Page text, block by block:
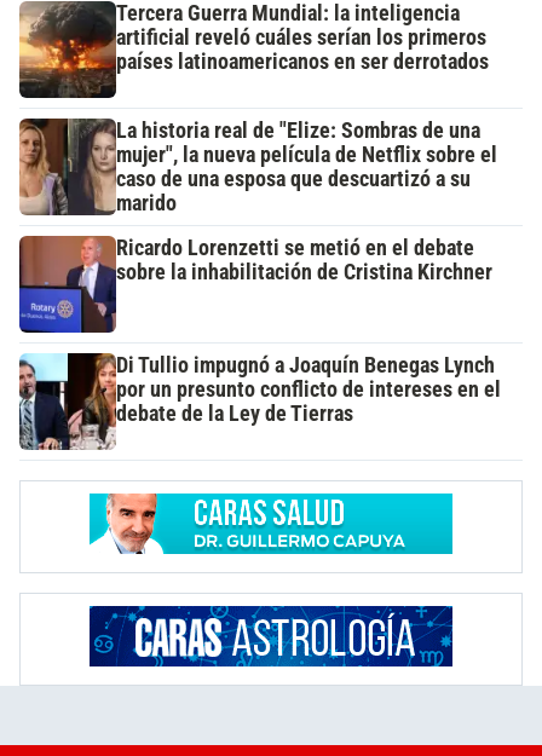
Tercera Guerra Mundial: la inteligencia
artificial reveló cuáles serían los primeros
países latinoamericanos en ser derrotados
La historia real de "Elize: Sombras de una
mujer", la nueva película de Netflix sobre el
caso de una esposa que descuartizó a su
marido
Ricardo Lorenzetti se metió en el debate
sobre la inhabilitación de Cristina Kirchner
Di Tullio impugnó a Joaquín Benegas Lynch
por un presunto conflicto de intereses en el
debate de la Ley de Tierras